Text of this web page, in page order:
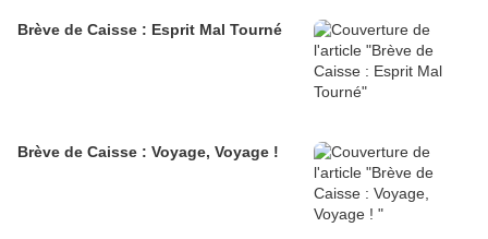
Brève de Caisse : Esprit Mal Tourné
Brève de Caisse : Voyage, Voyage !